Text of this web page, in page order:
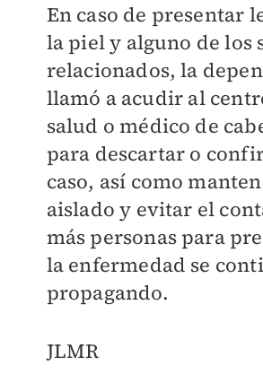
En caso de presentar
la piel y alguno de los
relacionados, la
llamó a acudir al
salud o médico de
para descartar o
caso, así como
aislado y evitar el
más personas para
la enfermedad se
propagando.
JLMR